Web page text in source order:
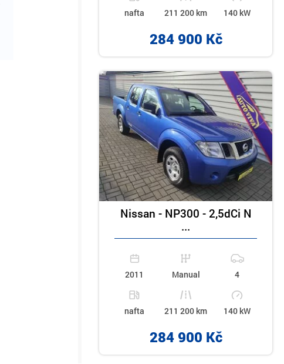
nafta 211 200 km 140 kW
284 900 Kč
Nissan - NP300 - 2,5dCi N
...
2011 Manual 4
nafta 211 200 km 140 kW
284 900 Kč